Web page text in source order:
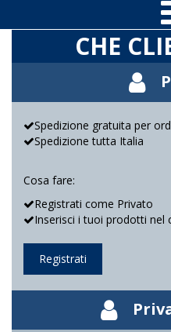
CHE
Spedizione gratuita per
Spedizione tutta Italia
Cosa fare:
Registrati come Privato
Inserisci i tuoi prodotti nel
Registrati